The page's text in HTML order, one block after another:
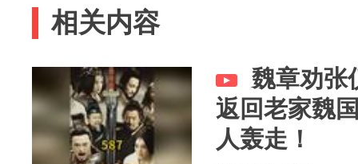
相关内容
魏章劝张
返回老家魏
人轰走！